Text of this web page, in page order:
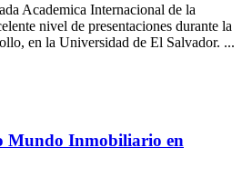
Academica Internacional de la
nivel de presentaciones durante la
en la Universidad de El Salvador. ...
Mundo Inmobiliario en